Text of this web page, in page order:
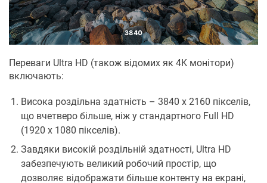
Переваги Ultra HD (також відомих як 4K монітори)
включають:
Висока роздільна здатність – 3840 х 2160 пікселів,
що вчетверо більше, ніж у стандартного Full HD
(1920 х 1080 пікселів).
Завдяки високій роздільній здатності, Ultra HD
забезпечують великий робочий простір, що
дозволяє відображати більше контенту на екрані,